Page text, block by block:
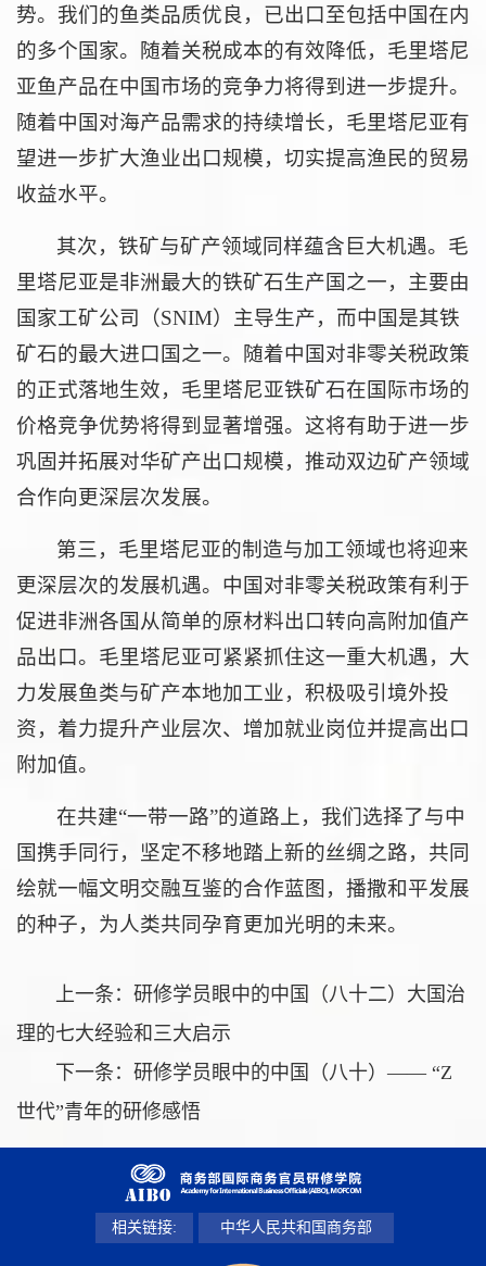
势。我们的鱼类品质优良，已出口至包括中国在内
的多个国家。随着关税成本的有效降低，毛里塔尼
亚鱼产品在中国市场的竞争力将得到进一步提升。
随着中国对海产品需求的持续增长，毛里塔尼亚有
望进一步扩大渔业出口规模，切实提高渔民的贸易
收益水平。
其次，铁矿与矿产领域同样蕴含巨大机遇。毛
里塔尼亚是非洲最大的铁矿石生产国之一，主要由
国家工矿公司（SNIM）主导生产，而中国是其铁
矿石的最大进口国之一。随着中国对非零关税政策
的正式落地生效，毛里塔尼亚铁矿石在国际市场的
价格竞争优势将得到显著增强。这将有助于进一步
巩固并拓展对华矿产出口规模，推动双边矿产领域
合作向更深层次发展。
第三，毛里塔尼亚的制造与加工领域也将迎来
更深层次的发展机遇。中国对非零关税政策有利于
促进非洲各国从简单的原材料出口转向高附加值产
品出口。毛里塔尼亚可紧紧抓住这一重大机遇，大
力发展鱼类与矿产本地加工业，积极吸引境外投
资，着力提升产业层次、增加就业岗位并提高出口
附加值。
在共建“一带一路”的道路上，我们选择了与中
国携手同行，坚定不移地踏上新的丝绸之路，共同
绘就一幅文明交融互鉴的合作蓝图，播撒和平发展
的种子，为人类共同孕育更加光明的未来。
上一条： 研修学员眼中的中国（八十二）大国治
理的七大经验和三大启示
下一条： 研修学员眼中的中国（八十）—— “Z
世代”青年的研修感悟
相关链接: 中华人民共和国商务部